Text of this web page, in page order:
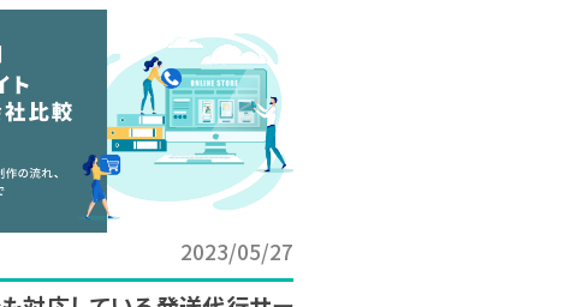
2023/05/27